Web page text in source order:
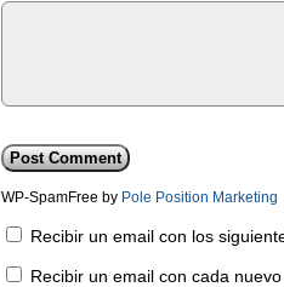
WP-SpamFree by Pole Position Marketing
Recibir un email con los
Recibir un email con cada